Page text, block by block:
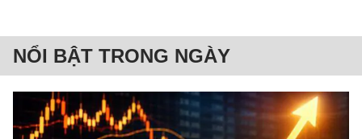
NỔI BẬT TRONG NGÀY